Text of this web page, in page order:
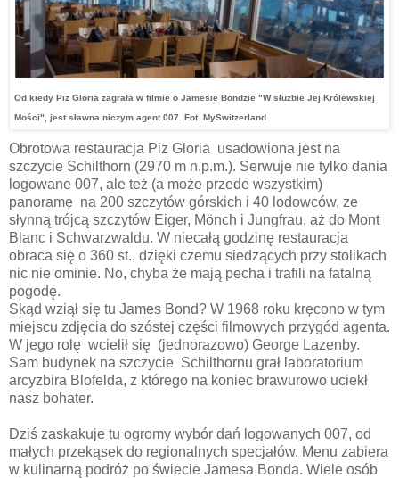
Od kiedy Piz Gloria zagrała w filmie o Jamesie Bondzie "W służbie Jej Królewskiej
Mości", jest sławna niczym agent 007. Fot. MySwitzerland
Obrotowa restauracja Piz Gloria usadowiona jest na
szczycie Schilthorn (2970 m n.p.m.). Serwuje nie tylko dania
logowane 007, ale też (a może przede wszystkim)
panoramę na 200 szczytów górskich i 40 lodowców, ze
słynną trójcą szczytów Eiger, Mönch i Jungfrau, aż do Mont
Blanc i Schwarzwaldu. W niecałą godzinę restauracja
obraca się o 360 st., dzięki czemu siedzących przy stolikach
nic nie ominie. No, chyba że mają pecha i trafili na fatalną
pogodę.
Skąd wziął się tu James Bond? W 1968 roku kręcono w tym
miejscu zdjęcia do szóstej części filmowych przygód agenta.
W jego rolę wcielił się (jednorazowo) George Lazenby.
Sam budynek na szczycie Schilthornu grał laboratorium
arcyzbira Blofelda, z którego na koniec brawurowo uciekł
nasz bohater.
Dziś zaskakuje tu ogromy wybór dań logowanych 007, od
małych przekąsek do regionalnych specjałów. Menu zabiera
w kulinarną podróż po świecie Jamesa Bonda. Wiele osób